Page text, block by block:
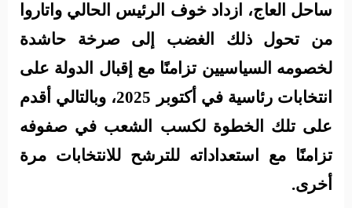
ساحل العاج، ازداد خوف الرئيس الحالي واتاروا
من تحول ذلك الغضب إلى صرخة حاشدة
لخصومه السياسيين تزامنًا مع إقبال الدولة على
انتخابات رئاسية في أكتوبر 2025، وبالتالي أقدم
على تلك الخطوة لكسب الشعب في صفوفه
تزامنًا مع استعداداته للترشح للانتخابات مرة
أخرى.